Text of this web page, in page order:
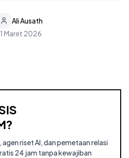
Ali Ausath
Maret 2026
riset AI, dan pemetaan relasi
24 jam tanpa kewajiban